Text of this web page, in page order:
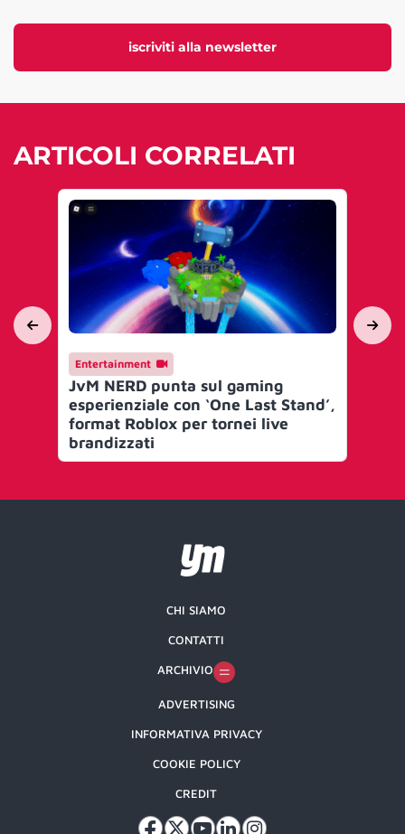
iscriviti alla newsletter
ARTICOLI CORRELATI
Entertainment
JvM NERD punta sul gaming
esperienziale con ‘One Last Stand’,
format Roblox per tornei live
brandizzati
CHI SIAMO
CONTATTI
ARCHIVIO
ADVERTISING
INFORMATIVA PRIVACY
COOKIE POLICY
CREDIT